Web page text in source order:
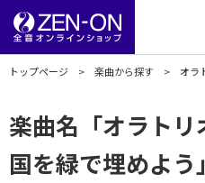
トップページ 楽曲から探す オラ
楽曲名「オラト
国を緑で埋めよ